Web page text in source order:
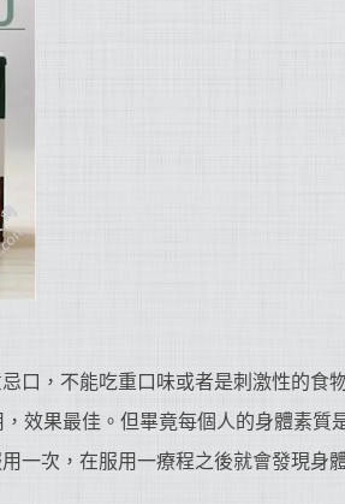
口，不能吃重口味或者是刺激性的食
效果最佳。但畢竟每個人的身體素質
一次，在服用一療程之後就會發現身